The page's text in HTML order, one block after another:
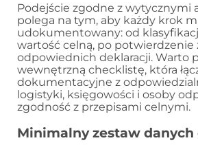
Podejście zgodne z wytycznymi
polega na tym, aby każdy krok
udokumentowany: od
wartość celną, po potwierdzenie
odpowiednich deklaracji. Warto
wewnętrzną checklistę, która
dokumentacyjne z
logistyki, księgowości i osoby
zgodność z przepisami celnymi.
Minimalny zestaw danych